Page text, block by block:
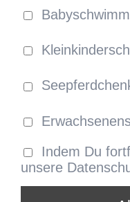
Indem Du
unsere